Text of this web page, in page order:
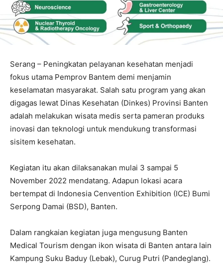
Serang – Peningkatan pelayanan kesehatan menjadi
fokus utama Pemprov Bantem demi menjamin
keselamatan masyarakat. Salah satu program yang akan
digagas lewat Dinas Kesehatan (Dinkes) Provinsi Banten
adalah melakukan wisata medis serta pameran produks
inovasi dan teknologi untuk mendukung transformasi
sisitem kesehatan.
Kegiatan itu akan dilaksanakan mulai 3 sampai 5
November 2022 mendatang. Adapun lokasi acara
bertempat di Indonesia Cenvention Exhibition (ICE) Bumi
Serpong Damai (BSD), Banten.
Dalam rangkaian kegiatan juga mengusung Banten
Medical Tourism dengan ikon wisata di Banten antara lain
Kampung Suku Baduy (Lebak), Curug Putri (Pandeglang).